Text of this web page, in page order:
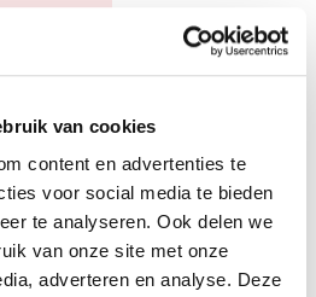
van cookies
content en advertenties te
voor social media te bieden
te analyseren. Ook delen we
van onze site met onze
adverteren en analyse. Deze